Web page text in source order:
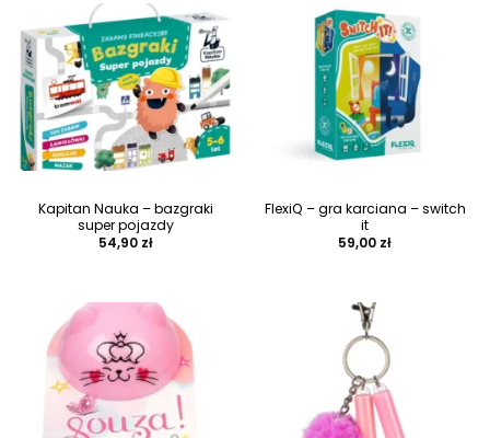
Kapitan Nauka – bazgraki
super pojazdy
54,90 zł
FlexiQ – gra karciana – switch
it
59,00 zł